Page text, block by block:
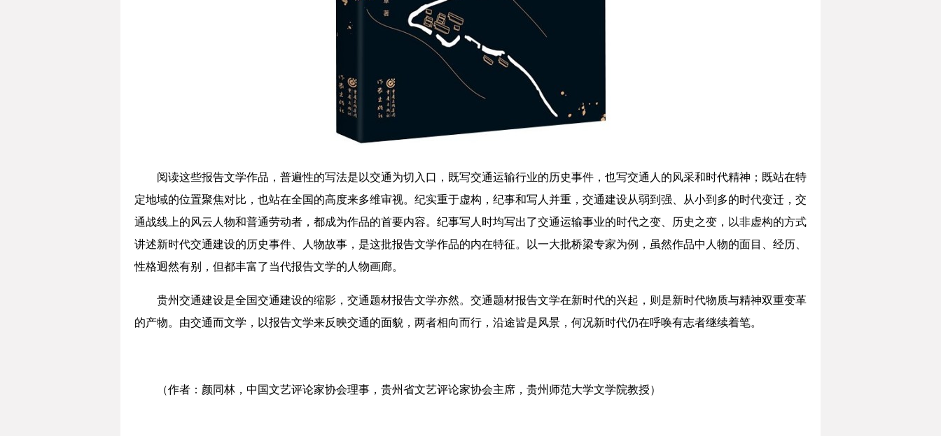
阅读这些报告文学作品，普遍性的写法是以交通为切入口，既写交通运输行业的历史事件，也写交通人的风采和时代精神；既站在特
定地域的位置聚焦对比，也站在全国的高度来多维审视。纪实重于虚构，纪事和写人并重，交通建设从弱到强、从小到多的时代变迁，交
通战线上的风云人物和普通劳动者，都成为作品的首要内容。纪事写人时均写出了交通运输事业的时代之变、历史之变，以非虚构的方式
讲述新时代交通建设的历史事件、人物故事，是这批报告文学作品的内在特征。以一大批桥梁专家为例，虽然作品中人物的面目、经历、
性格迥然有别，但都丰富了当代报告文学的人物画廊。
贵州交通建设是全国交通建设的缩影，交通题材报告文学亦然。交通题材报告文学在新时代的兴起，则是新时代物质与精神双重变革
的产物。由交通而文学，以报告文学来反映交通的面貌，两者相向而行，沿途皆是风景，何况新时代仍在呼唤有志者继续着笔。
（作者：颜同林，中国文艺评论家协会理事，贵州省文艺评论家协会主席，贵州师范大学文学院教授）